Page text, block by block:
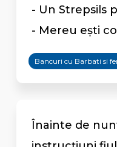
- Un Strepsils
- Mereu eşti
Bancuri cu Barbati si
Înainte de